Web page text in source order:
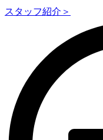
スタッフ紹介＞